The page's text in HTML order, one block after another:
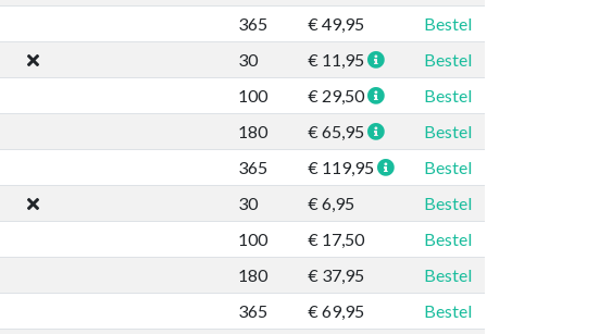
365
€ 49,95
Bestel
30 € 11,95
Bestel
100
€ 29,50
Bestel
180
€ 65,95
Bestel
365
€ 119,95
Bestel
30 € 6,95
Bestel
100
€ 17,50
Bestel
180
€ 37,95
Bestel
365
€ 69,95
Bestel